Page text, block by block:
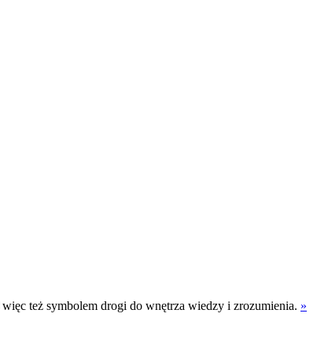
też symbolem drogi do wnętrza wiedzy i zrozumienia. »